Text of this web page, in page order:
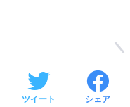
ツイート シェア